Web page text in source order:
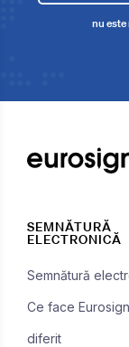
nu
SEMNĂTURĂ
ELECTRONICĂ
Semnătură
Ce face
diferit